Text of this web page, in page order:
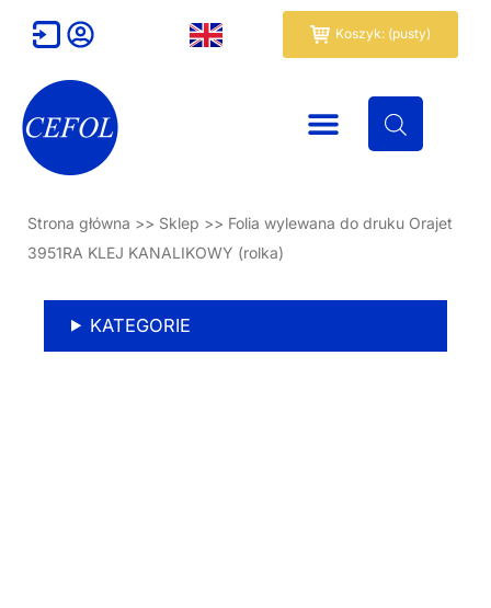
Koszyk: (pusty)
Wózek
Strona główna >> Sklep >> Folia wylewana do druku Orajet
3951RA KLEJ KANALIKOWY (rolka)
KATEGORIE